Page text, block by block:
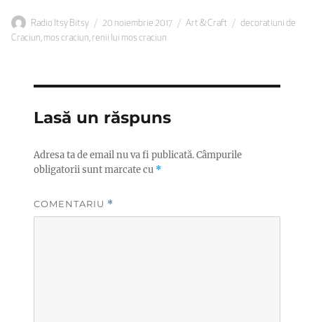
Autor
Radio Itsy Bitsy
Publicat
pe
20 noiembrie 2017 Categorii
Art & Craft Etichete
decoratiuni de
Craciun, mos craciun, renii lui mos craciun
Lasă un răspuns
Adresa ta de email nu va fi publicată.Câmpurile
obligatorii sunt marcate cu *
COMENTARIU *